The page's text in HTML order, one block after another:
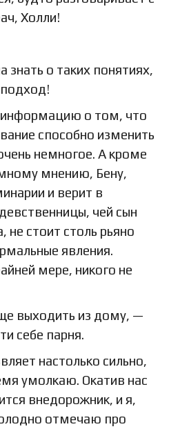
Холли!
о таких понятиях,
подход!
о том, что
способно изменить
немногое. А кроме
мнению, Бену,
и верит в
чей сын
не стоит столь рьяно
явления.
мере, никого не
выходить из дому, —
себе парня.
настолько сильно,
умолкаю. Окатив нас
внедорожник, и я,
отмечаю про